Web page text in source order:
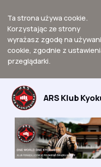
Ta strona używa cookie.
Korzystając ze strony
wyrażasz zgodę na
cookie, zgodnie z
przeglądarki.
Przejdź
treści
ARS Klub